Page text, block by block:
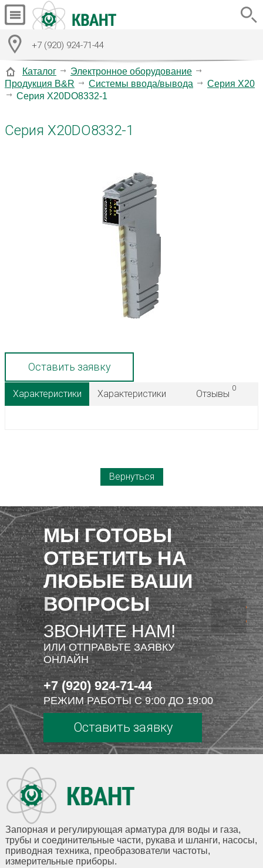
+7 (920) 924-71-44
Каталог
Электронное оборудование
Продукция B&R
Системы ввода/вывода
Серия X20
Серия X20DO8332-1
Серия X20DO8332-1
Оставить заявку
Характеристики Характеристики Отзывы
0
Вернуться
МЫ ГОТОВЫ
ОТВЕТИТЬ НА
ЛЮБЫЕ ВАШИ
ВОПРОСЫ
ЗВОНИТЕ НАМ!
ИЛИ ОТПРАВЬТЕ ЗАЯВКУ
ОНЛАЙН
+7 (920) 924-71-44
РЕЖИМ РАБОТЫ С 9:00 ДО 19:00
Оставить заявку
Запорная и регулирующая арматура для воды и газа,
трубы и соединительные части, рукава и шланги, насосы,
приводная техника, преобразователи частоты,
измерительные приборы.